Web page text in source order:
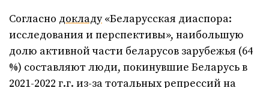
Согласно докладу«Беларусская диаспора:
исследования и перспективы», наибольшую
долю активной части беларусов зарубежья (64
%) составляют люди, покинувшие Беларусь в
2021-2022 г.г. из-за тотальных репрессий на